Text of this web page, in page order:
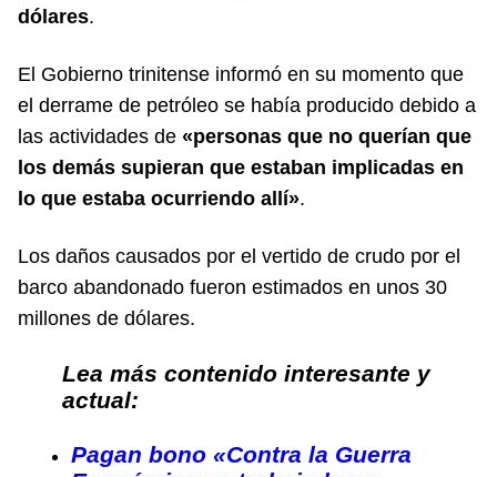
dólares.
El Gobierno trinitense informó en su momento que
el derrame de petróleo se había producido debido a
las actividades de «personas que no querían que
los demás supieran que estaban implicadas en
lo que estaba ocurriendo allí».
Los daños causados por el vertido de crudo por el
barco abandonado fueron estimados en unos 30
millones de dólares.
Lea más contenido interesante y
actual:
Pagan bono «Contra la Guerra